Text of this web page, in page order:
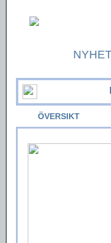
ÖVERSIKT